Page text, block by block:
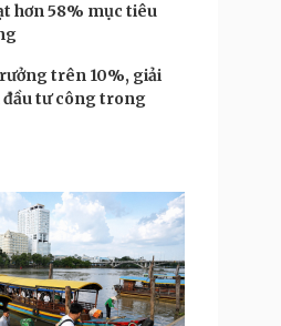
hơn 58% mục tiêu
trên 10%, giải
tư công trong